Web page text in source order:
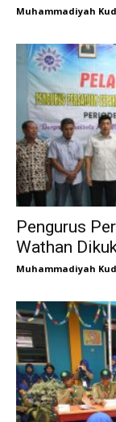
Muhammadiyah
Pengurus
Wathan
Muhammadiyah